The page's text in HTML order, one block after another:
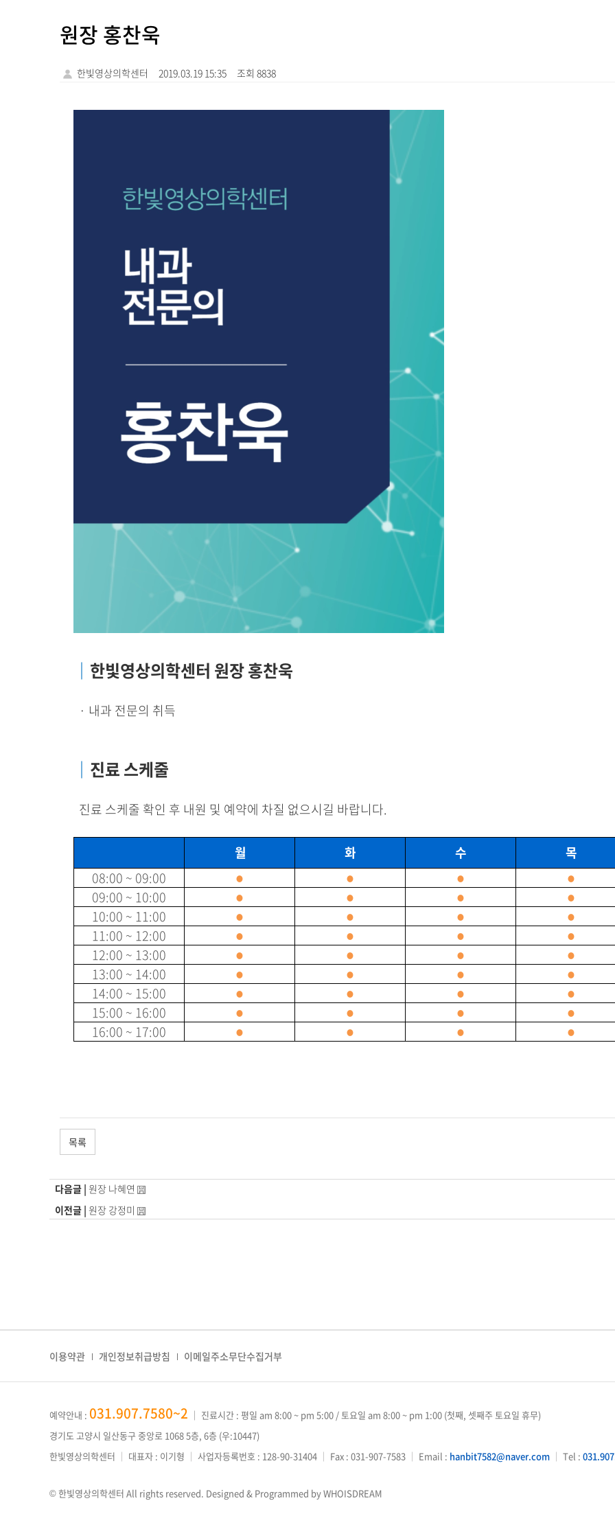
원장 홍찬욱
한빛영상의학센터 2019.03.19 15:35 조회 8838
｜ 한빛영상의학센터 원장 홍찬욱
· 내과 전문의 취득
｜ 진료 스케줄
진료 스케줄 확인 후 내원 및 예약에 차질 없으시길 바랍니다.
월 화 수 목
08:00 ~ 09:00
● ● ● ●
09:00 ~ 10:00 ● ● ● ●
10:00 ~ 11:00 ● ● ● ●
11:00 ~ 12:00 ● ● ● ●
12:00 ~ 13:00 ● ● ● ●
13:00 ~ 14:00 ● ● ● ●
14:00 ~ 15:00 ● ● ● ●
15:00 ~ 16:00 ● ● ● ●
16:00 ~ 17:00 ● ● ● ●
목록
다음글 | 원장 나혜연
이전글 | 원장 강정미
이용약관 개인정보취급방침 이메일주소무단수집거부
예약안내 : 031.907.7580~2 ｜ 진료시간 : 평일 am 8:00 ~ pm 5:00 / 토요일 am 8:00 ~ pm 1:00 (첫째, 셋째주 토요일 휴무)
경기도 고양시 일산동구 중앙로 1068 5층, 6층 (우:10447)
한빛영상의학센터 ｜ 대표자 : 이기형 ｜ 사업자등록번호 : 128-90-31404 ｜ Fax : 031-907-7583 ｜ Email : hanbit7582@naver.com ｜ Tel :
© 한빛영상의학센터 All rights reserved. Designed & Programmed by WHOISDREAM